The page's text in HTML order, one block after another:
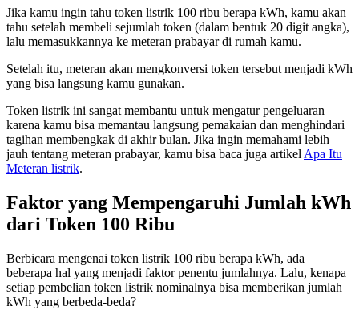
Jika kamu ingin tahu token listrik 100 ribu berapa kWh, kamu akan
tahu setelah membeli sejumlah token (dalam bentuk 20 digit angka),
lalu memasukkannya ke meteran prabayar di rumah kamu.
Setelah itu, meteran akan mengkonversi token tersebut menjadi kWh
yang bisa langsung kamu gunakan.
Token listrik ini sangat membantu untuk mengatur pengeluaran
karena kamu bisa memantau langsung pemakaian dan menghindari
tagihan membengkak di akhir bulan. Jika ingin memahami lebih
jauh tentang meteran prabayar, kamu bisa baca juga artikel Apa Itu
Meteran listrik.
Faktor yang Mempengaruhi Jumlah kWh
dari Token 100 Ribu
Berbicara mengenai token listrik 100 ribu berapa kWh, ada
beberapa hal yang menjadi faktor penentu jumlahnya. Lalu, kenapa
setiap pembelian token listrik nominalnya bisa memberikan jumlah
kWh yang berbeda-beda?